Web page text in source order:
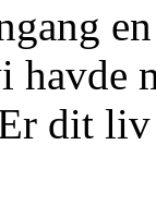
havde
dit liv